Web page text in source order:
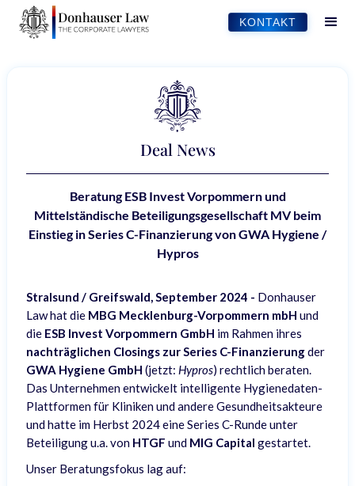
KONTAKT
Deal News
Beratung ESB Invest Vorpommern und
Mittelständische Beteiligungsgesellschaft MV beim
Einstieg in Series C-Finanzierung von GWA Hygiene /
Hypros
Stralsund / Greifswald, September 2024 - Donhauser
Law hat die MBG Mecklenburg-Vorpommern mbH und
die ESB Invest Vorpommern GmbH im Rahmen ihres
nachträglichen Closings zur Series C-Finanzierungder
GWA Hygiene GmbH (jetzt: Hypros) rechtlich beraten.
Das Unternehmen entwickelt intelligente Hygienedaten-
Plattformen für Kliniken und andere Gesundheitsakteure
und hatte im Herbst 2024 eine Series C-Runde unter
Beteiligung u.a. von HTGF und MIG Capital gestartet.
Unser Beratungsfokus lag auf: